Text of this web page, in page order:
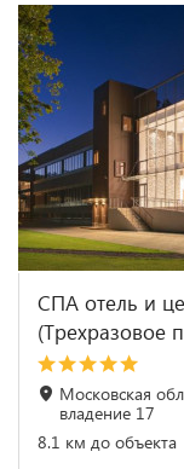
СПА отель и
(Трехразовое
Московская
владение 17
8.1 км до объекта